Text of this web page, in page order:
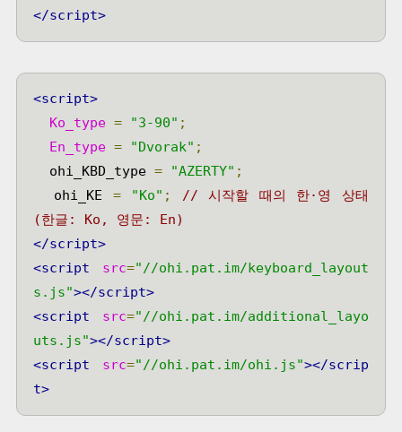
</script>
<script>
Ko_type = "3-90" ;
En_type = "Dvorak" ;
  ohi_KBD_type
= "AZERTY" ;
  ohi_KE
= "Ko" ;
// 시작할 때의 한·영 상태
(한글: Ko, 영문: En)
</script>
<script
src="//ohi.pat.im/keyboard_layout
s.js"></script>
<script
src="//ohi.pat.im/additional_layo
uts.js"></script>
<script
src="//ohi.pat.im/ohi.js"></scrip
t>